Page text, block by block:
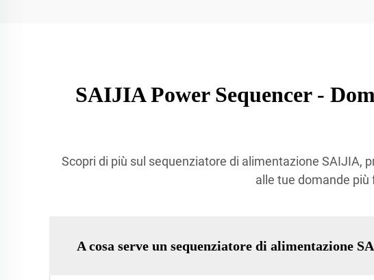
SAIJIA Power Sequencer -
Scopri di più sul sequenziatore di alimentazione SAIJIA,
alle tue domande
A cosa serve un sequenziatore di alimentazione